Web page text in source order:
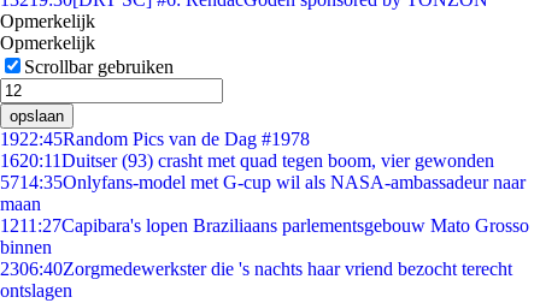
Opmerkelijk
Opmerkelijk
Scrollbar gebruiken
opslaan
1922:45Random Pics van de Dag #1978
1620:11Duitser (93) crasht met quad tegen boom, vier gewonden
5714:35Onlyfans-model met G-cup wil als NASA-ambassadeur naar
maan
1211:27Capibara's lopen Braziliaans parlementsgebouw Mato Grosso
binnen
2306:40Zorgmedewerkster die 's nachts haar vriend bezocht terecht
ontslagen